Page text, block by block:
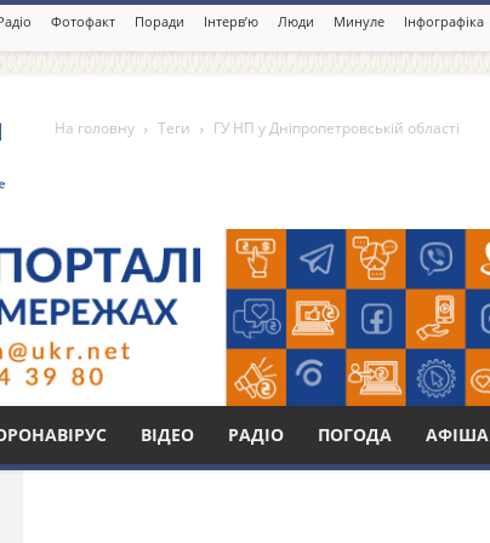
Фотофакт Поради Інтерв’ю Люди Минуле Інфографіка
ВІДЕО РАДІО ПОГОДА АФІША
На головну Теги ГУ НП у Дніпропетровській області
області